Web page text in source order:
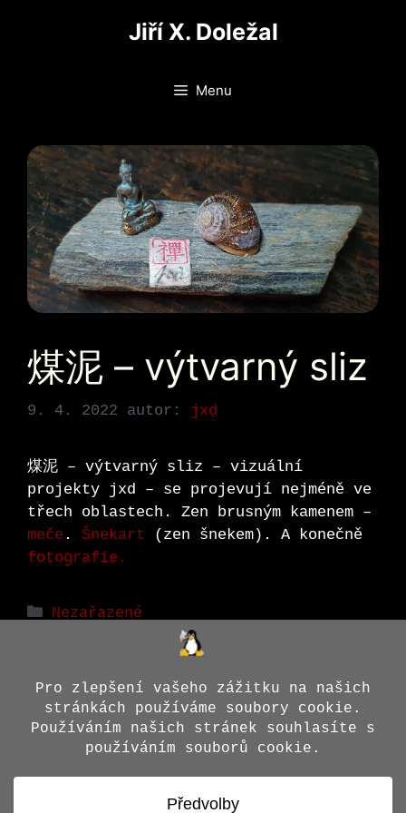
Jiří X. Doležal
Menu
煤泥 – výtvarný sliz
9. 4. 2022 autor: jxd
煤泥 – výtvarný sliz – vizuální
projekty jxd – se projevují nejméně ve
třech oblastech. Zen brusným kamenem –
meče . Šnekart (zen šnekem). A konečně
fotografie.
Rubriky
Nezařazené